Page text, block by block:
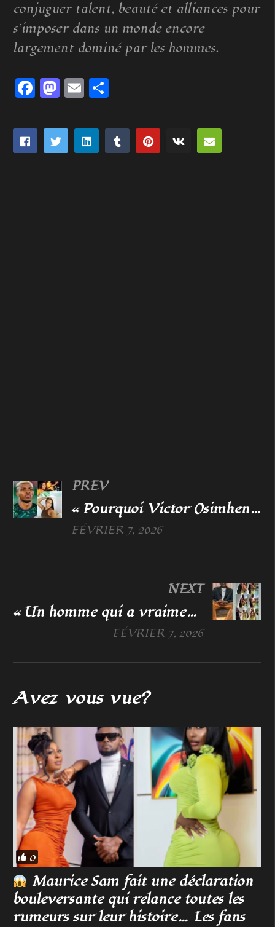
conjuguer talent, beauté et alliances pour
s’imposer dans un monde encore
largement dominé par les hommes.
Facebook
Mastodon
Email
PREV
« Pourquoi Victor Osimhen a épousé une Camerounaise : sa révélation bouleversante »
FÉVRIER 7, 2026
NEXT
« Un homme qui a vraiment aimé sa femme, même la mort ne le change pas, Ariel_Sheney fait quelque chose que peu d’hommes osent, Pourquoi certains hommes ne se relèvent jamais après la mort de leur femme ?»
FÉVRIER 7, 2026
Avez vous vue?
0
Maurice Sam fait une déclaration
bouleversante qui relance toutes les
rumeurs sur leur histoire… Les fans